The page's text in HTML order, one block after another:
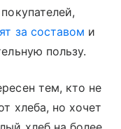
за составом и
пользу.
тем, кто не
хлеба, но хочет